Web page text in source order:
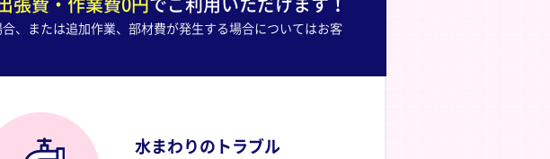
張費・作業費0円 でご利用いただけます！
、または追加作業、部材費が発生する場合についてはお客
水まわりのトラブル